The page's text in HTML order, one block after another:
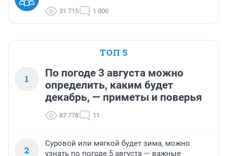
31 715 1 000
ТОП 5
1
По погоде 3 августа можно
определить, каким будет
декабрь, — приметы и поверья
87 778 11
2
Суровой или мягкой будет зима, можно
узнать по погоде 5 августа — важные